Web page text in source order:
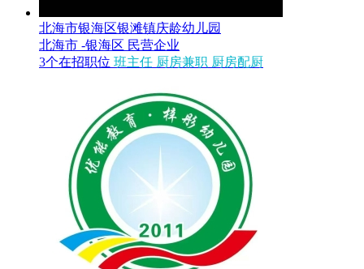
北海市银海区银滩镇庆龄幼儿园
北海市 -银海区 民营企业
3个在招职位 班主任 厨房兼职 厨房配厨